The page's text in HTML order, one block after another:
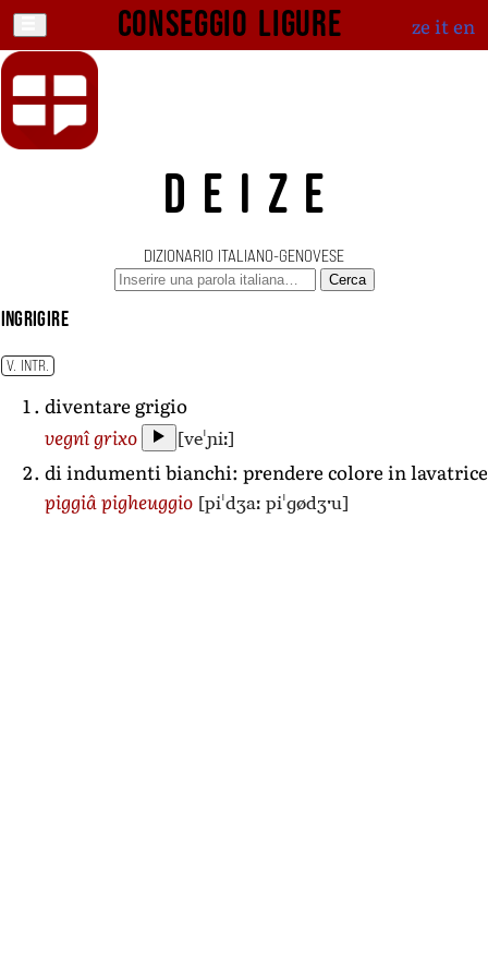
Conseggio ligure ze iten
DEIZE
DIZIONARIO ITALIANO-GENOVESE
Cerca
ingrigire
V. INTR.
diventare grigio
vegnî grixo
[veˈɲiː]
di indumenti bianchi: prendere colore in lavatrice
piggiâ pigheuggio [piˈdʒaː piˈɡødʒˑu]